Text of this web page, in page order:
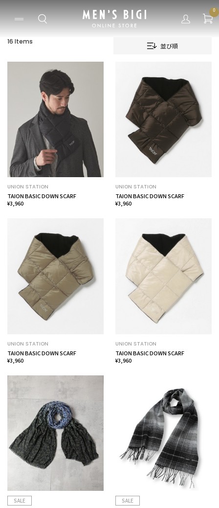
0
16 Items 並び順
UNION STATION
TAION BASIC DOWN SCARF
¥3,960
UNION STATION
TAION BASIC DOWN SCARF
¥3,960
UNION STATION
TAION BASIC DOWN SCARF
¥3,960
UNION STATION
TAION BASIC DOWN SCARF
¥3,960
SALE
SALE